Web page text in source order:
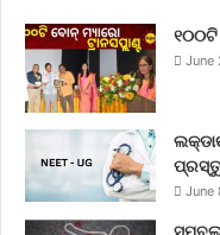
୧୦୦ଟି
June
June